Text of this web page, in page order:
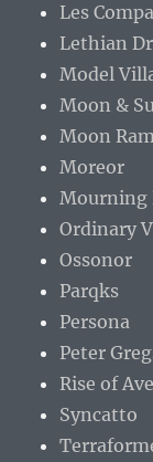
Les
Lethian
Model
Moon &
Moon
Moreor
Mourning
Ordinary
Ossonor
Parqks
Persona
Peter
Rise of
Syncatto